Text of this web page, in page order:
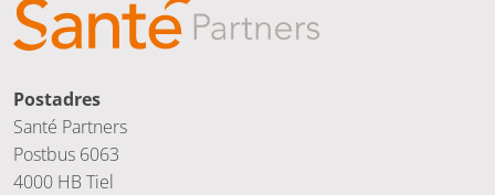
Postadres
Santé Partners
Postbus 6063
4000 HB Tiel